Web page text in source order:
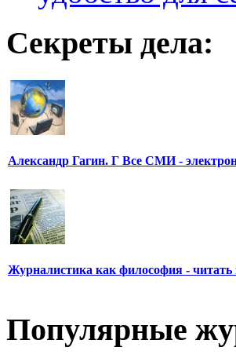
Секреты дела:
Александр Гагин. Г Все СМИ -
Журналистика как философия - читать
Популярные